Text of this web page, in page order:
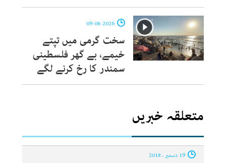
سخت گرمی میں تپتے
خیمے، بے گھر فلسطینی
سمندر کا رخ کرنے لگے
متعلقہ خبریں